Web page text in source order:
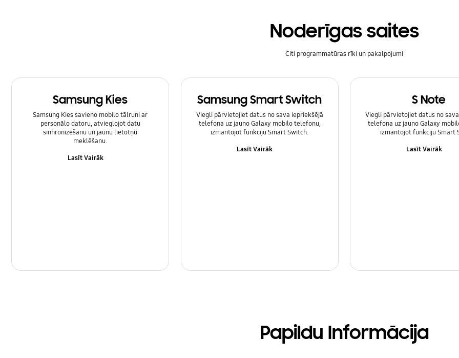
Tīkls un WiFi
Zvanīšana un kontakti
Noderīgas saites
Citi programmatūras rīki un pakalpojumi
Samsung Kies
Samsung Kies savieno mobilo tālruni ar
personālo datoru, atvieglojot datu
sinhronizēšanu un jaunu lietotņu
meklēšanu.
Lasīt Vairāk
Samsung Smart Switch
Viegli pārvietojiet datus no sava iepriekšējā
telefona uz jauno Galaxy mobilo telefonu,
izmantojot funkciju Smart Switch.
Lasīt Vairāk
S Note
Viegli pārvietojiet datus no
telefona uz jauno Galaxy
izmantojot funkciju Smart
Lasīt Vairāk
Papildu Informācija